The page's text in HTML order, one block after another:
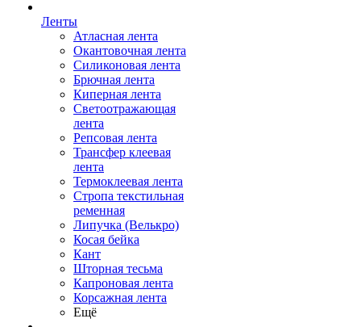
Ленты
Атласная лента
Окантовочная лента
Силиконовая лента
Брючная лента
Киперная лента
Светоотражающая
лента
Репсовая лента
Трансфер клеевая
лента
Термоклеевая лента
Стропа текстильная
ременная
Липучка (Велькро)
Косая бейка
Кант
Шторная тесьма
Капроновая лента
Корсажная лента
Ещё